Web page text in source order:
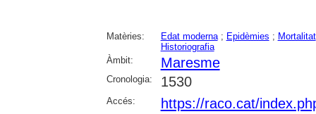
Matèries: Edat moderna; Epidèmies ; Mortalitat
Historiografia
Àmbit:
Maresme
Cronologia: 1530
Accés: https://raco.cat/